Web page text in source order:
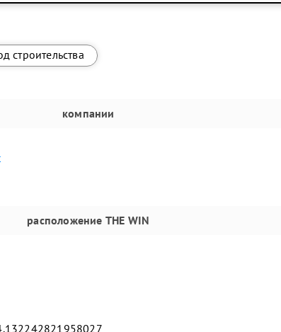
строительства
компании
расположение THE WIN